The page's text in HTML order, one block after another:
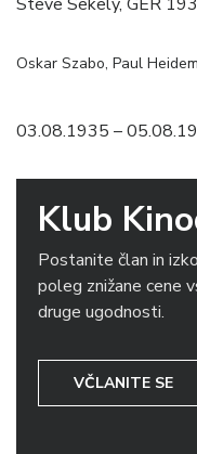
Oskar Szabo, Paul
03.08.1935 –
Klub
Postanite član in
poleg znižane cene
druge ugodnosti.
VČLANITE SE